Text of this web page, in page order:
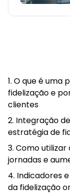
O que é uma
fidelização e
clientes
Integração
estratégia de
Como utilizar
jornadas e
Indicadores
da fidelização